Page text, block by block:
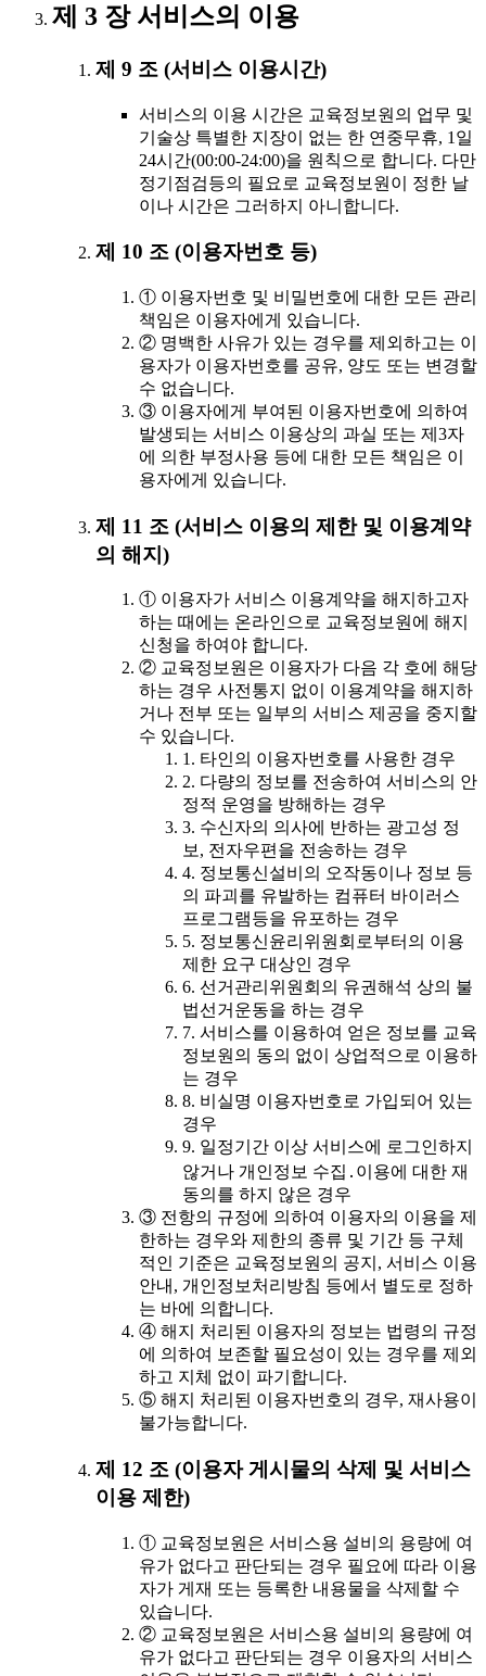
제 3 장 서비스의 이용
제 9 조 (서비스 이용시간)
서비스의 이용 시간은 교육정보원의 업무 및
기술상 특별한 지장이 없는 한 연중무휴, 1일
24시간(00:00-24:00)을 원칙으로 합니다. 다만
정기점검등의 필요로 교육정보원이 정한 날
이나 시간은 그러하지 아니합니다.
제 10 조 (이용자번호 등)
① 이용자번호 및 비밀번호에 대한 모든 관리
책임은 이용자에게 있습니다.
② 명백한 사유가 있는 경우를 제외하고는 이
용자가 이용자번호를 공유, 양도 또는 변경할
수 없습니다.
③ 이용자에게 부여된 이용자번호에 의하여
발생되는 서비스 이용상의 과실 또는 제3자
에 의한 부정사용 등에 대한 모든 책임은 이
용자에게 있습니다.
제 11 조 (서비스 이용의 제한 및 이용계약
의 해지)
① 이용자가 서비스 이용계약을 해지하고자
하는 때에는 온라인으로 교육정보원에 해지
신청을 하여야 합니다.
② 교육정보원은 이용자가 다음 각 호에 해당
하는 경우 사전통지 없이 이용계약을 해지하
거나 전부 또는 일부의 서비스 제공을 중지할
수 있습니다.
1. 타인의 이용자번호를 사용한 경우
2. 다량의 정보를 전송하여 서비스의 안
정적 운영을 방해하는 경우
3. 수신자의 의사에 반하는 광고성 정
보, 전자우편을 전송하는 경우
4. 정보통신설비의 오작동이나 정보 등
의 파괴를 유발하는 컴퓨터 바이러스
프로그램등을 유포하는 경우
5. 정보통신윤리위원회로부터의 이용
제한 요구 대상인 경우
6. 선거관리위원회의 유권해석 상의 불
법선거운동을 하는 경우
7. 서비스를 이용하여 얻은 정보를 교육
정보원의 동의 없이 상업적으로 이용하
는 경우
8. 비실명 이용자번호로 가입되어 있는
경우
9. 일정기간 이상 서비스에 로그인하지
않거나 개인정보 수집․이용에 대한 재
동의를 하지 않은 경우
③ 전항의 규정에 의하여 이용자의 이용을 제
한하는 경우와 제한의 종류 및 기간 등 구체
적인 기준은 교육정보원의 공지, 서비스 이용
안내, 개인정보처리방침 등에서 별도로 정하
는 바에 의합니다.
④ 해지 처리된 이용자의 정보는 법령의 규정
에 의하여 보존할 필요성이 있는 경우를 제외
하고 지체 없이 파기합니다.
⑤ 해지 처리된 이용자번호의 경우, 재사용이
불가능합니다.
제 12 조 (이용자 게시물의 삭제 및 서비스
이용 제한)
① 교육정보원은 서비스용 설비의 용량에 여
유가 없다고 판단되는 경우 필요에 따라 이용
자가 게재 또는 등록한 내용물을 삭제할 수
있습니다.
② 교육정보원은 서비스용 설비의 용량에 여
유가 없다고 판단되는 경우 이용자의 서비스